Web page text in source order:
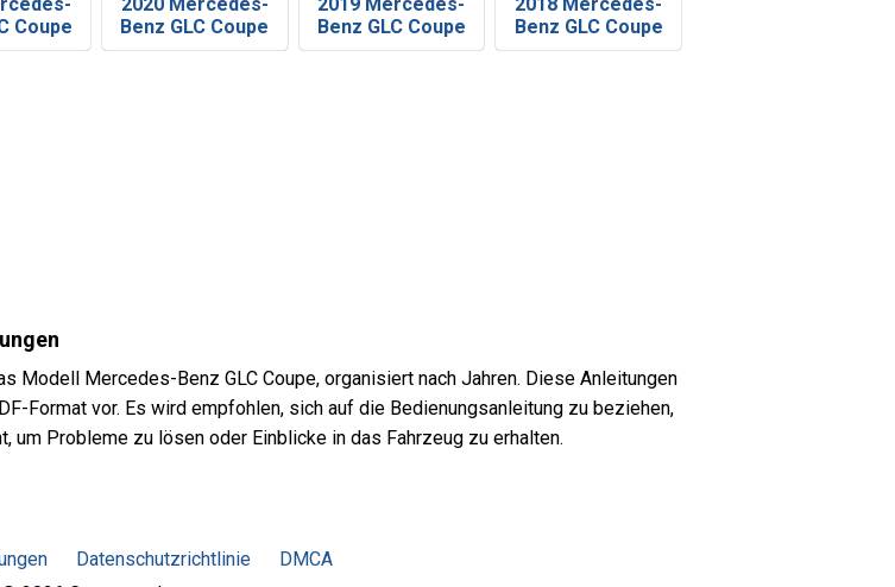
Coupe
Benz GLC Coupe
Benz GLC Coupe
Benz GLC Coupe
Modell Mercedes-Benz GLC Coupe, organisiert nach Jahren. Diese Anleitungen
Format vor. Es wird empfohlen, sich auf die Bedienungsanleitung zu beziehen,
Probleme zu lösen oder Einblicke in das Fahrzeug zu erhalten.
Datenschutzrichtlinie
DMCA